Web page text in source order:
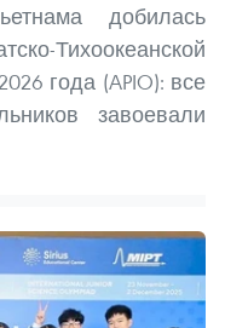
добилась
Тихоокеанской
года (APIO): все
завоевали